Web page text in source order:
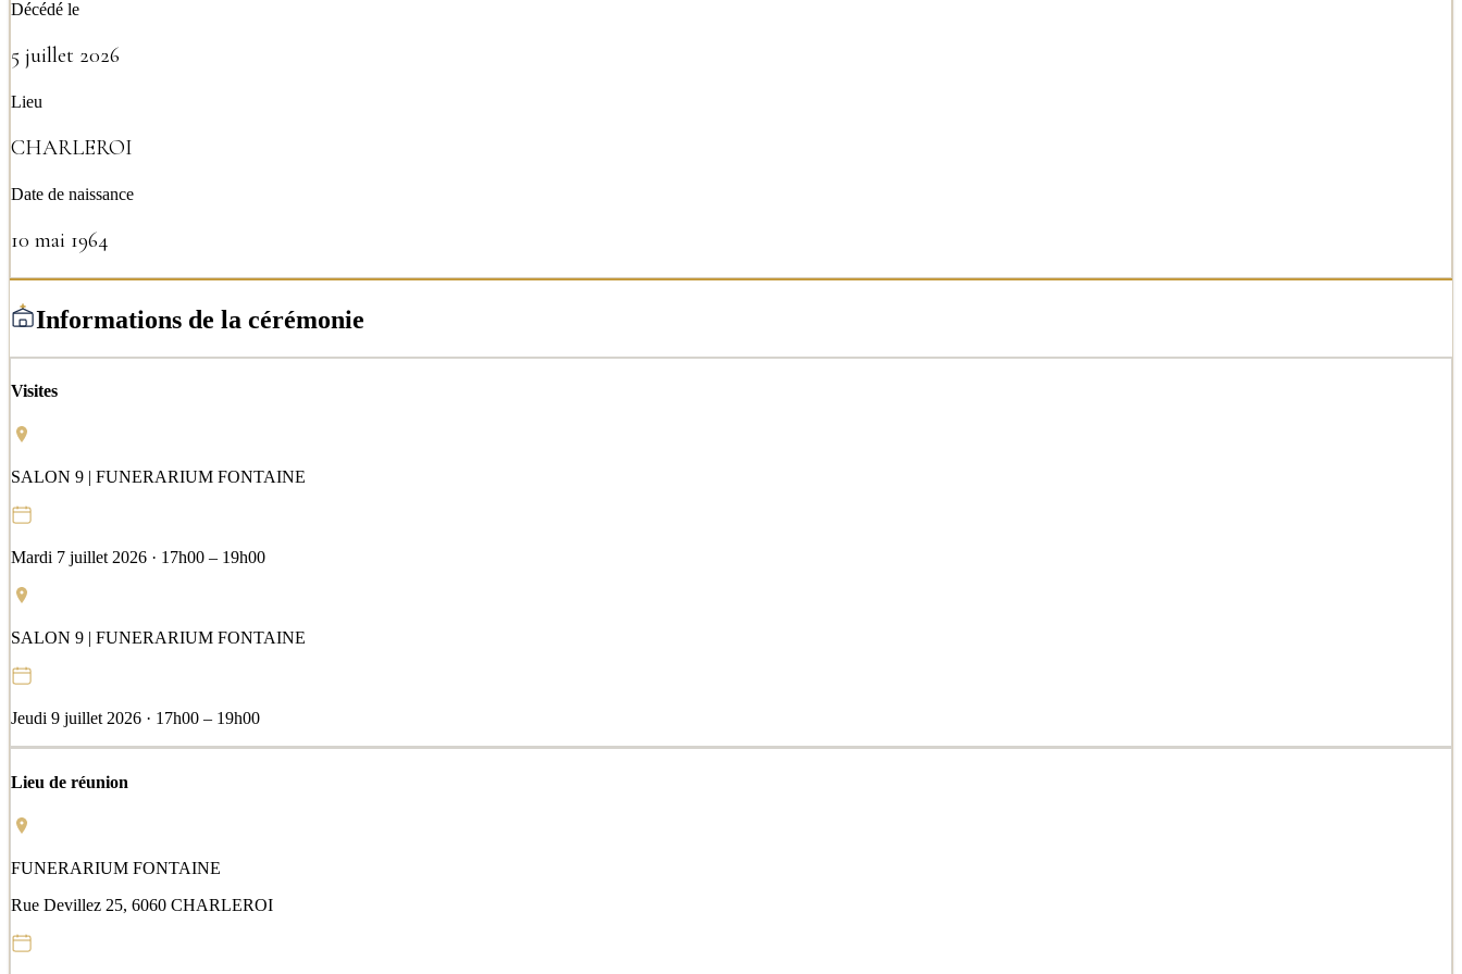
Décédé le
5 juillet 2026
Lieu
CHARLEROI
Date de naissance
10 mai 1964
Informations de la cérémonie
Visites
SALON 9 | FUNERARIUM FONTAINE
Mardi 7 juillet 2026 · 17h00 – 19h00
SALON 9 | FUNERARIUM FONTAINE
Jeudi 9 juillet 2026 · 17h00 – 19h00
Lieu de réunion
FUNERARIUM FONTAINE
Rue Devillez 25, 6060 CHARLEROI